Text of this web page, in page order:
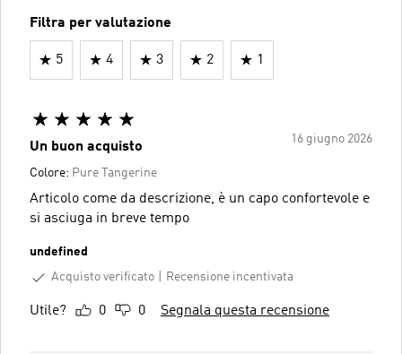
Filtra per valutazione
5 4 3 2 1
16 giugno 2026
Un buon acquisto
Colore: Pure Tangerine
Articolo come da descrizione, è un capo confortevole e
si asciuga in breve tempo
undefined
Acquisto verificato
Recensione incentivata
Utile? 0 0 Segnala questa recensione